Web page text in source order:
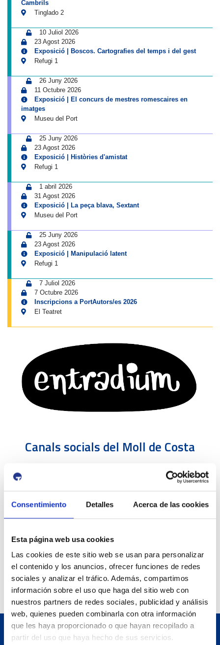
Consentimiento Detalles Acerca de las cookies
Esta página web usa cookies
Las cookies de este sitio web se usan para personalizar
el contenido y los anuncios, ofrecer funciones de redes
sociales y analizar el tráfico. Además, compartimos
información sobre el uso que haga del sitio web con
nuestros partners de redes sociales, publicidad y análisis
web, quienes pueden combinarla con otra información
que les haya proporcionado o que hayan recopilado a
partir del uso que haya hecho de sus servicios.
Cambrils
Tinglado 2
10 Juliol 2026
23 Agost 2026
Exposició | Boscos. Cartografies del temps i del gest
Refugi 1
26 Juny 2026
11 Octubre 2026
Exposició | El concurs de mestres romescaires en
imatges
Museu del Port
25 Juny 2026
23 Agost 2026
Exposició | Històries d'amistat
Refugi 1
1 abril 2026
31 Agost 2026
Exposició | La peça blava, Sextant
Museu del Port
25 Juny 2026
23 Agost 2026
Exposició | Manipulació latent
Refugi 1
7 Juliol 2026
7 Octubre 2026
Inscripcions a PortAutors/es 2026
El Teatret
Canals socials del Moll de Costa